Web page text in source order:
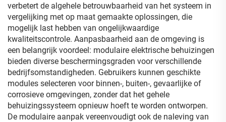
verbetert de algehele betrouwbaarheid van het systeem in
vergelijking met op maat gemaakte oplossingen, die
mogelijk last hebben van ongelijkwaardige
kwaliteitscontrole. Aanpasbaarheid aan de omgeving is
een belangrijk voordeel: modulaire elektrische behuizingen
bieden diverse beschermingsgraden voor verschillende
bedrijfsomstandigheden. Gebruikers kunnen geschikte
modules selecteren voor binnen-, buiten-, gevaarlijke of
corrosieve omgevingen, zonder dat het gehele
behuizingssysteem opnieuw hoeft te worden ontworpen.
De modulaire aanpak vereenvoudigt ook de naleving van